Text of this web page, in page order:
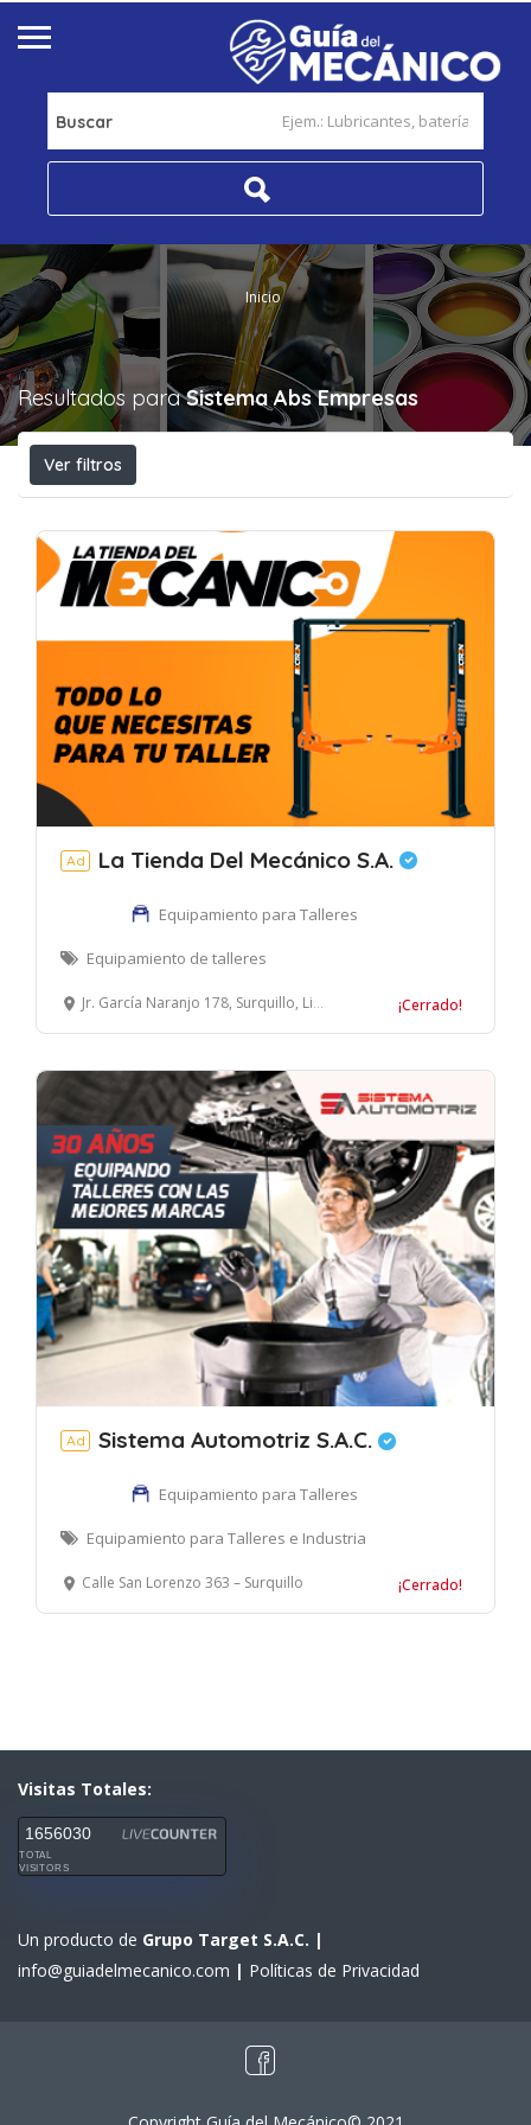
Buscar
Inicio
Resultados paraSistema Abs Empresas
Ver filtros
Ad La Tienda Del Mecánico S.A.
Equipamiento para Talleres
Equipamiento de talleres
Jr. García Naranjo 178, Surquillo, Lima, Perú ¡Cerrado!
Ad Sistema Automotriz S.A.C.
Equipamiento para Talleres
Equipamiento para Talleres e Industria
Calle San Lorenzo 363 – Surquillo ¡Cerrado!
Visitas Totales:
1656030
TOTAL
VISITORS
Un producto de Grupo Target S.A.C. |
info@guiadelmecanico.com | Políticas de Privacidad